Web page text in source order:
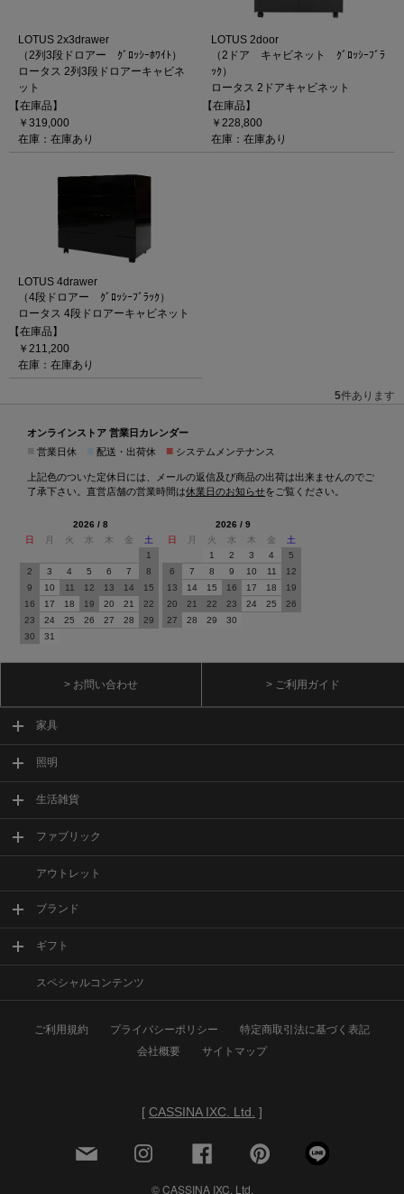
LOTUS 2x3drawer
（2列3段ドロアー ｸﾞﾛｯｼｰﾎﾜｲﾄ）
ロータス 2列3段ドロアーキャビネ
ット
【在庫品】
￥319,000
在庫：在庫あり
LOTUS 2door
（2ドア キャビネット ｸﾞﾛｯｼｰﾌﾞﾗ
ｯｸ）
ロータス 2ドアキャビネット
【在庫品】
￥228,800
在庫：在庫あり
LOTUS 4drawer
（4段ドロアー ｸﾞﾛｯｼｰﾌﾞﾗｯｸ）
ロータス 4段ドロアーキャビネット
【在庫品】
￥211,200
在庫：在庫あり
5件あります
オンラインストア 営業日カレンダー
営業日休 配送・出荷休 ■ システムメンテナンス
上記色のついた定休日には、メールの返信及び商品の出荷は出来ませんのでご
了承下さい。直営店舗の営業時間は休業日のお知らせをご覧ください。
2026 / 8
日
月 火 水 木 金
土
1
2
3 4 5 6 7
8
9
10 11 12 13 14
15
16
17 18 19 20 21
22
23
24 25 26 27 28
29
30
31
2026 / 9
日
月 火 水 木 金
土
1
2 3 4
5
6
7 8 9 10 11
12
13
14 15 16 17 18
19
20
21 22 23 24 25
26
27
28 29 30
> お問い合わせ > ご利用ガイド
家具
照明
生活雑貨
ファブリック
アウトレット
ブランド
ギフト
スペシャルコンテンツ
ご利用規約 プライバシーポリシー
特定商取引法に基づく表記
会社概要
サイトマップ
[ CASSINA IXC. Ltd. ]
© CASSINA IXC. Ltd.